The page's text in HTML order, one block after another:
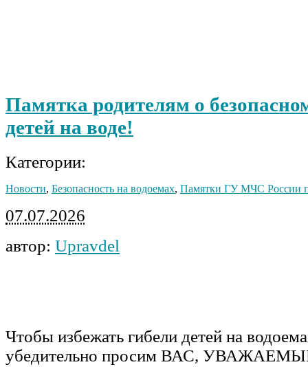
Памятка родителям о
детей на воде!
Категории:
Новости, Безопасность на водоемах, Памятки ГУ МЧС России
07.07.2026
автор: Upravdel
Чтобы избежать гибели детей на
убедительно просим ВАС,